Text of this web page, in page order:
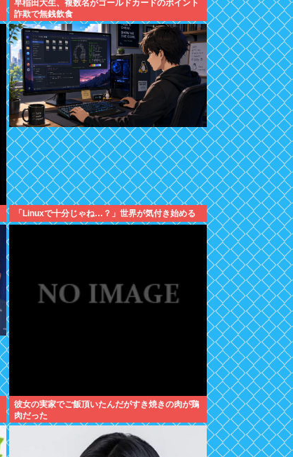
早稲田大生、複数名がゴールドカードのポイント
詐欺で無銭飲食
「Linuxで十分じゃね…？」世界が気付き始める
彼女の実家でご飯頂いたんだがすき焼きの肉が鶏
肉だった